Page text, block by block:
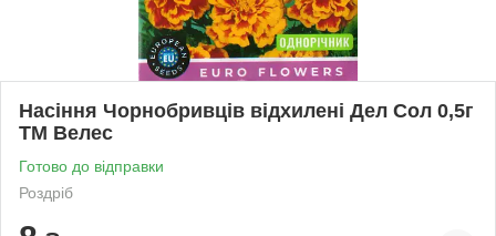
Насіння Чорнобривців відхилені Дел Сол 0,5г
ТМ Велес
Готово до відправки
Роздріб